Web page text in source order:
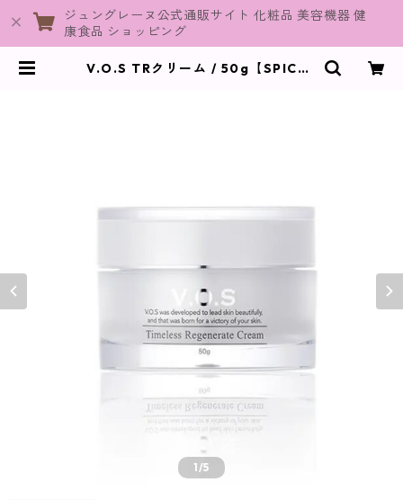
ジュングレーヌ公式通販サイト 化粧品 美容機器 健
康食品 ショッピング
V.O.S TRクリーム / 50g【SPICAR
1/5